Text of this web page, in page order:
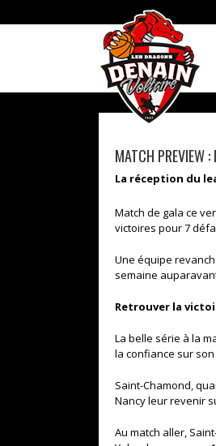
to
MATCH PREVIEW
La réception du
Match de gala ce
victoires pour 7
Une équipe
semaine
Retrouver la
La belle série à la
la confiance sur
Saint-Chamond,
Nancy leur revenir
Au match aller,